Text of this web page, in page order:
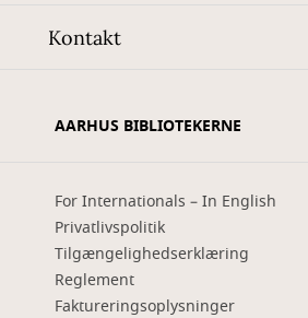
Kontakt
AARHUS BIBLIOTEKERNE
For Internationals – In English
Privatlivspolitik
Tilgængelighedserklæring
Reglement
Faktureringsoplysninger